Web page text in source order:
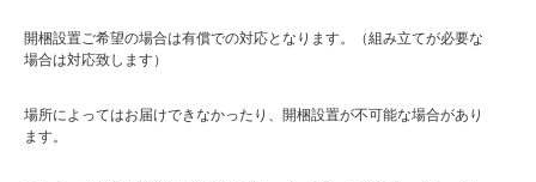
開梱設置ご希望の場合は有償での対応となります。（組み立てが必要な
場合は対応致します）
場所によってはお届けできなかったり、開梱設置が不可能な場合があり
ます。